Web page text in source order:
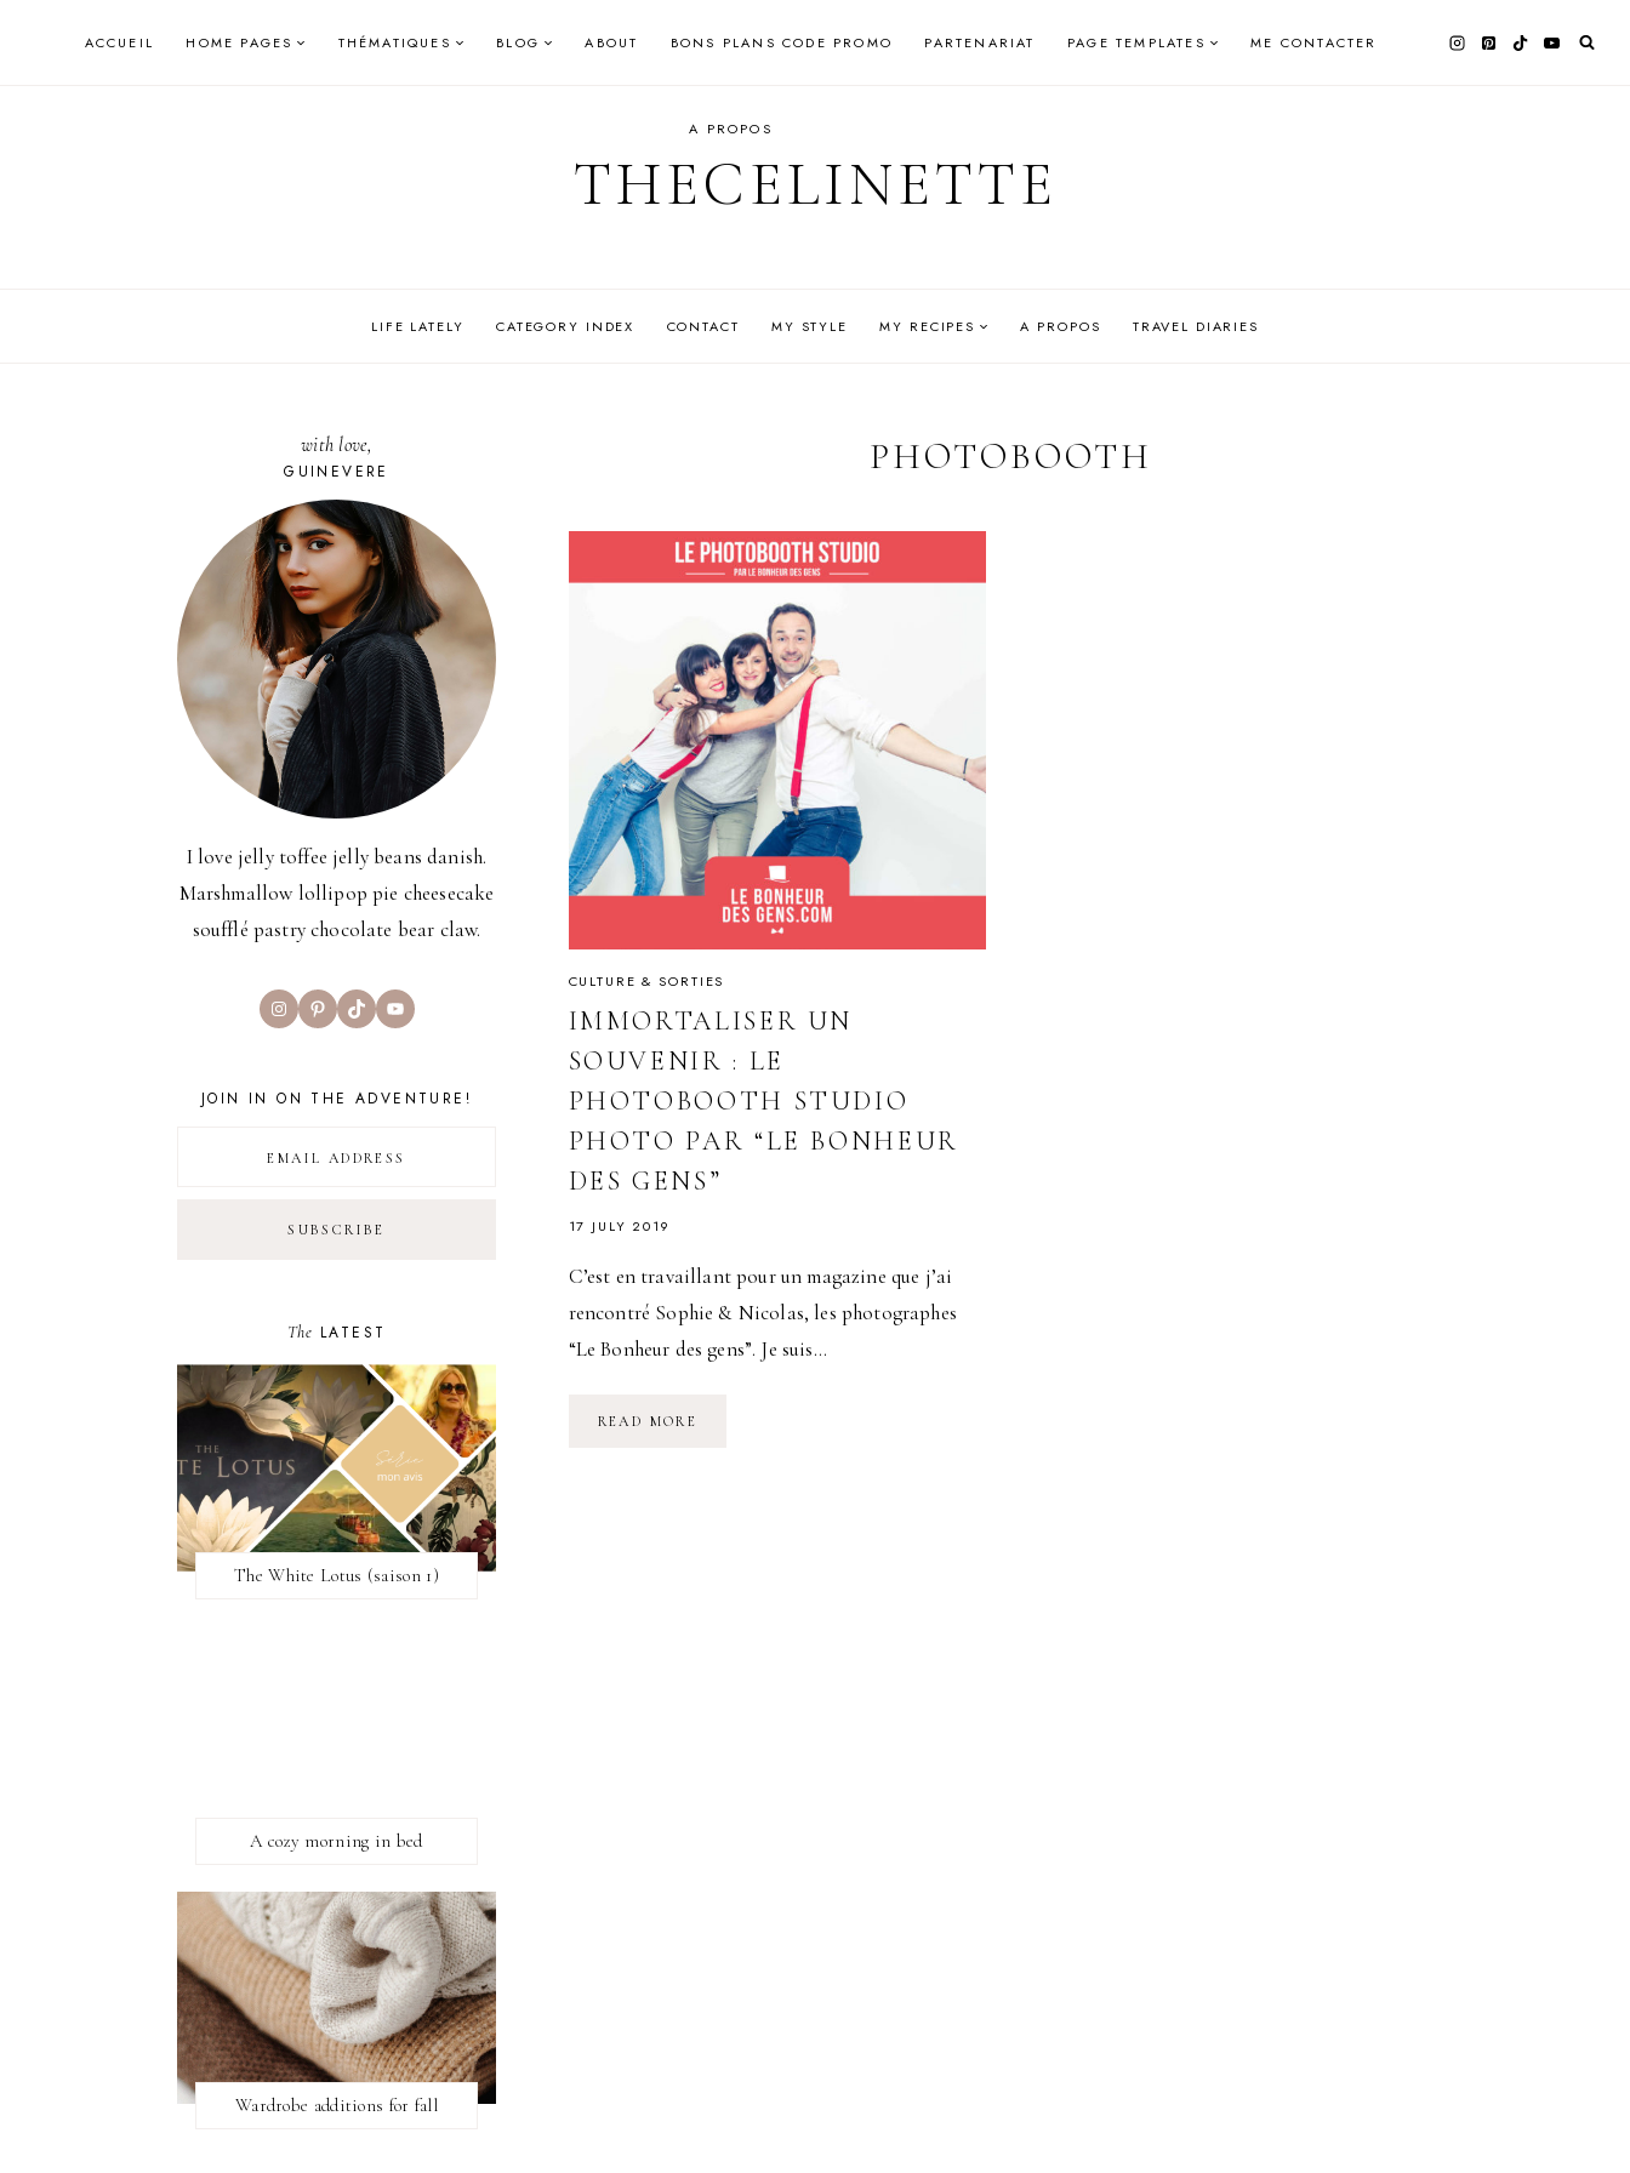
ACCUEIL HOME PAGES THÉMATIQUES BLOG ABOUT BONS PLANS CODE PROMO PARTENARIAT PAGE TEMPLATES ME CONTACTER
A PROPOS
THECELINETTE
LIFE LATELY CATEGORY INDEX CONTACT MY STYLE MY RECIPES A PROPOS TRAVEL DIARIES
PHOTOBOOTH
CULTURE & SORTIES
IMMORTALISER UN
SOUVENIR : LE
PHOTOBOOTH STUDIO
PHOTO PAR “LE BONHEUR
DES GENS”
17 JULY 2019
C’est en travaillant pour un magazine que j’ai
rencontré Sophie & Nicolas, les photographes
“Le Bonheur des gens”. Je suis…
READ MORE
with love,
GUINEVERE
I love jelly toffee jelly beans danish.
Marshmallow lollipop pie cheesecake
soufflé pastry chocolate bear claw.
InstagramPinterest
TikTokYouTube
JOIN IN ON THE ADVENTURE!
The LATEST
The White Lotus (saison 1)
A cozy morning in bed
Wardrobe additions for fall